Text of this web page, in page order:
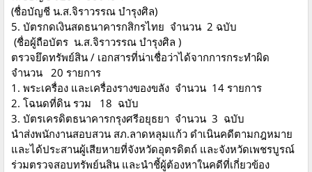
(ชื่อบัญชี น.ส.จิราวรรณ บำรุงศิล)
5. บัตรกดเงินสดธนาคารกสิกรไทย จำนวน 2 ฉบับ
(ชื่อผู้ถือบัตร น.ส.จิราวรรณ บำรุงศิล )
ตรวจยึดทรัพย์สิน / เอกสารที่น่าเชื่อว่าได้จากการกระทำผิด
จำนวน 20 รายการ
1. พระเครื่อง และเครื่องรางของขลัง จำนวน 14 รายการ
2. โฉนดที่ดิน รวม 18 ฉบับ
3. บัตรเครดิตธนาคารกรุงศรีอยุธยา จำนวน 3 ฉบับ
นำส่งพนักงานสอบสวน สภ.ลาดหลุมแก้ว ดำเนินคดีตามกฎหมาย
และได้ประสานผู้เสียหายที่จังหวัดอุตรดิตถ์ และจังหวัดเพชรบูรณ์
ร่วมตรวจสอบทรัพย์นสิน และนำชี้ผู้ต้องหาในคดีที่เกี่ยวข้อง